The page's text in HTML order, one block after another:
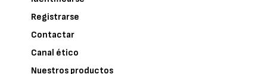
Registrarse
Contactar
Canal ético
Nuestros productos